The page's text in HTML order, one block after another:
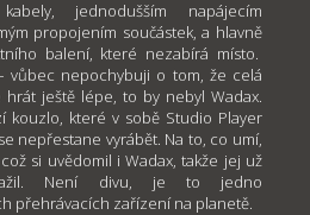
jednodušším napájecím
propojením součástek, a hlavně
balení, které nezabírá místo.
vůbec nepochybuji o tom, že celá
hrát ještě lépe, to by nebyl Wadax.
kouzlo, které v sobě Studio Player
nepřestane vyrábět. Na to, co umí,
si uvědomil i Wadax, takže jej už
Není divu, je to jedno
přehrávacích zařízení na planetě.